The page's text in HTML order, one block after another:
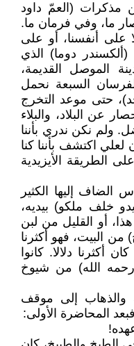
مذكرات (العمّ داود
ما، وفي فرمان ما.
على أنفسنا، أو على
(ألكسندر دوما) الذي
الموصل القديمة،
السبعة نحمل
حتى موعد التخرج
عن البلاد، والبلاء
ولم نكن ندري بأننا
اكتشف بأننا كنا
الطريقة الأيزيدية
إليها الكثير
خلف ملكو) بيديه،
هذا، أو القليل من لبن
من البيت، فهو أكثرنا
أكثرنا دلالا. كانوا
الله) من شيوخ
والذهاب إلى موقف
المحاضرة الأولى: